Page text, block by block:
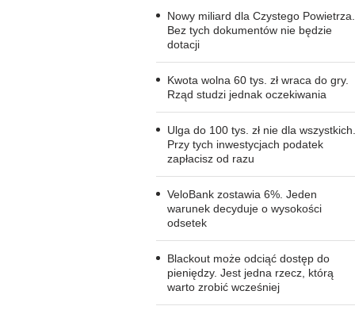
Nowy miliard dla Czystego Powietrza.
Bez tych dokumentów nie będzie
dotacji
Kwota wolna 60 tys. zł wraca do gry.
Rząd studzi jednak oczekiwania
Ulga do 100 tys. zł nie dla wszystkich.
Przy tych inwestycjach podatek
zapłacisz od razu
VeloBank zostawia 6%. Jeden
warunek decyduje o wysokości
odsetek
Blackout może odciąć dostęp do
pieniędzy. Jest jedna rzecz, którą
warto zrobić wcześniej